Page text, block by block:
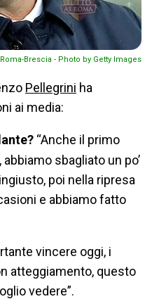
Brescia - Photo by Getty Images
Pellegrini ha
ai media:
“Anche il primo
sbagliato un po’
poi nella ripresa
e abbiamo fatto
vincere oggi, i
atteggiamento, questo
vedere”.